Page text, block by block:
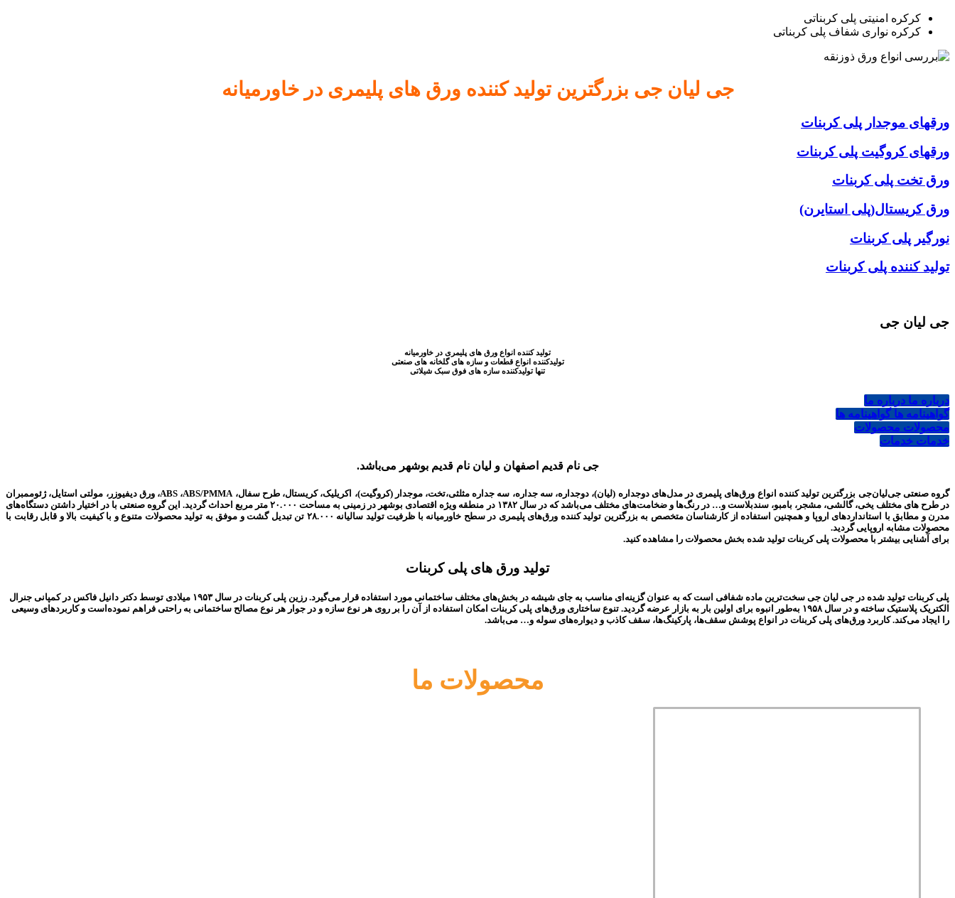
کرکره امنیتی پلی کربناتی
کرکره نواری شفاف پلی کربناتی
جی لیان جی بزرگترین تولید کننده ورق های پلیمری در خاورمیانه
ورقهای موجدار پلی کربنات
ورقهای کروگیت پلی کربنات
ورق تخت پلی کربنات
ورق کریستال(پلی استایرن)
نورگیر پلی کربنات
تولید کننده پلی کربنات
جی لیان جی
تولید کننده انواع ورق های پلیمری در خاورمیانه
تولیدکننده انواع قطعات و سازه های گلخانه های صنعتی
تنها تولیدکننده سازه های فوق سبک شیلاتی
درباره ما درباره ما
گواهینامه ها گواهینامه ها
محصولات محصولات
خدمات خدمات
جی نام قدیم اصفهان و لیان نام قدیم بوشهر می‌باشد.
گروه صنعتی جی‌لیان‌جی بزرگترین تولید کننده انواع ورق‌های پلیمری در مدل‌های دوجداره (لیان)، دوجداره، سه جداره، سه جداره مثلثی،تخت، موجدار (کروگیت)، اکریلیک، کریستال، طرح سفال، ABS ،ABS/PMMA، ورق دیفیوزر، مولتی استایل، ژئوممبران
در طرح های مختلف یخی، گالشی، مشجر، بامبو، سندبلاست و… در رنگ‌ها و ضخامت‌های مختلف می‌باشد که در سال ۱۳۸۲ در منطقه ویژه اقتصادی بوشهر در زمینی به مساحت ۲۰.۰۰۰ متر مربع احداث گردید. این گروه صنعتی با در اختیار داشتن دستگاه‌های
مدرن و مطابق با استانداردهای اروپا و همچنین استفاده از کارشناسان متخصص به بزرگترین تولید کننده ورق‌های پلیمری در سطح خاورمیانه با ظرفیت تولید سالیانه ۲۸.۰۰۰ تن تبدیل گشت و موفق به تولید محصولات متنوع و با کیفیت بالا و قابل رقابت با
محصولات مشابه اروپایی گردید.
برای آشنایی بیشتر با محصولات پلی کربنات تولید شده بخش محصولات را مشاهده کنید.
تولید ورق های پلی کربنات
پلی کربنات تولید شده در جی لیان جی سخت‌ترین ماده شفافی است که به عنوان گزینه‌ای مناسب به جای شیشه در بخش‌های مختلف ساختمانی مورد استفاده قرار می‌گیرد. رزین پلی کربنات در سال ۱۹۵۳ میلادی توسط دکتر دانیل فاکس در کمپانی جنرال
الکتریک پلاستیک ساخته و در سال ۱۹۵۸ به‌طور انبوه برای اولین بار به بازار عرضه گردید. تنوع ساختاری ورق‌های پلی کربنات امکان استفاده از آن را بر روی هر نوع سازه و در جوار هر نوع مصالح ساختمانی به راحتی فراهم نموده‌است و کاربردهای وسیعی
را ایجاد می‌کند. کاربرد ورق‌های پلی کربنات در انواع پوشش سقف‌ها، پارکینگ‌ها، سقف کاذب و دیواره‌های سوله و… می‌باشد.
محصولات ما